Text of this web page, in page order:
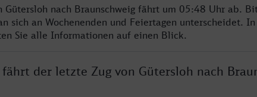
Gütersloh nach Braunschweig fährt um 05:48 Uhr ab.
sich an Wochenenden und Feiertagen unterscheidet.
Sie alle Informationen auf einen Blick.
der letzte Zug von Gütersloh nach